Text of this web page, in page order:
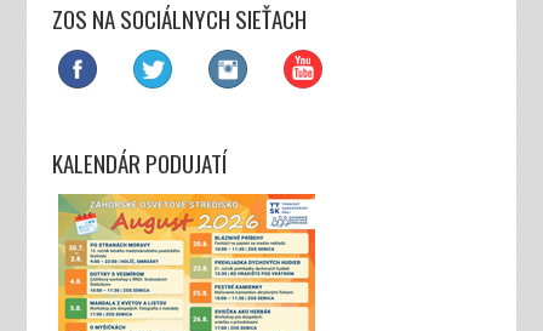
ZOS NA SOCIÁLNYCH SIEŤACH
KALENDÁR PODUJATÍ